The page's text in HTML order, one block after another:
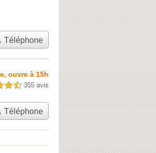
Téléphone
ouvre à 15h
sur 5 355 avis
Téléphone